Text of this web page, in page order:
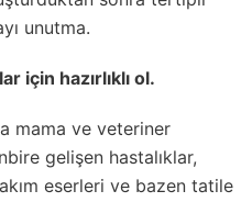
unutma.
için hazırlıklı ol.
mama ve veteriner
gelişen hastalıklar,
eserleri ve bazen tatile